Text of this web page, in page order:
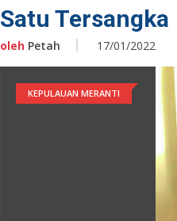
Satu Tersangka
oleh Petah 17/01/2022
KEPULAUAN MERANTI